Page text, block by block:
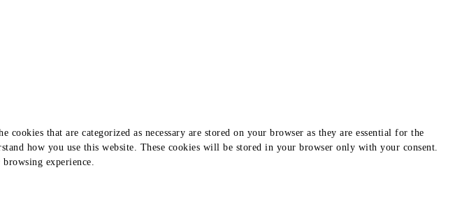
that are categorized as necessary are stored on your browser as they are essential for the
how you use this website. These cookies will be stored in your browser only with your consent.
experience.